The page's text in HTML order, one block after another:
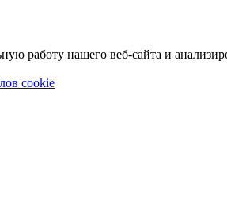
работу нашего веб-сайта и
cookie